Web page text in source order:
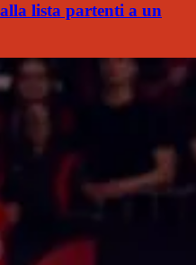
lista partenti a un